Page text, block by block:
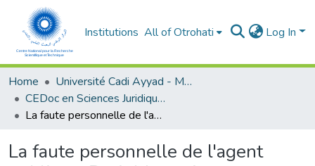
Institutions All of Otrohati Log In
Home
Université Cadi Ayyad - Marrakech
CEDoc en Sciences Juridiques, Economiques, Sociales et de Gestion (CED - SJESG)
La faute personnelle de l'agent public en Droit Marocain
La faute personnelle de l'agent